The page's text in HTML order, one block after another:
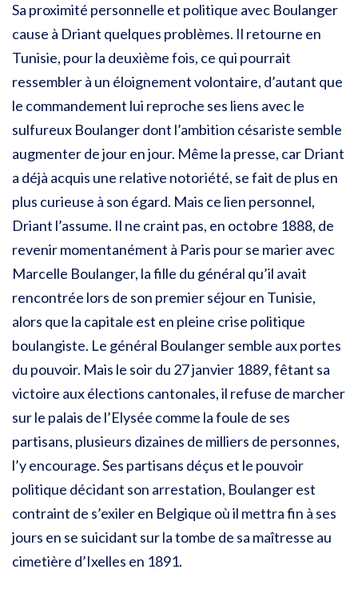
Sa proximité personnelle et politique avec Boulanger
cause à Driant quelques problèmes. Il retourne en
Tunisie, pour la deuxième fois, ce qui pourrait
ressembler à un éloignement volontaire, d’autant que
le commandement lui reproche ses liens avec le
sulfureux Boulanger dont l’ambition césariste semble
augmenter de jour en jour. Même la presse, car Driant
a déjà acquis une relative notoriété, se fait de plus en
plus curieuse à son égard. Mais ce lien personnel,
Driant l’assume. Il ne craint pas, en octobre 1888, de
revenir momentanément à Paris pour se marier avec
Marcelle Boulanger, la fille du général qu’il avait
rencontrée lors de son premier séjour en Tunisie,
alors que la capitale est en pleine crise politique
boulangiste. Le général Boulanger semble aux portes
du pouvoir. Mais le soir du 27 janvier 1889, fêtant sa
victoire aux élections cantonales, il refuse de marcher
sur le palais de l’Elysée comme la foule de ses
partisans, plusieurs dizaines de milliers de personnes,
l’y encourage. Ses partisans déçus et le pouvoir
politique décidant son arrestation, Boulanger est
contraint de s’exiler en Belgique où il mettra fin à ses
jours en se suicidant sur la tombe de sa maîtresse au
cimetière d’Ixelles en 1891.